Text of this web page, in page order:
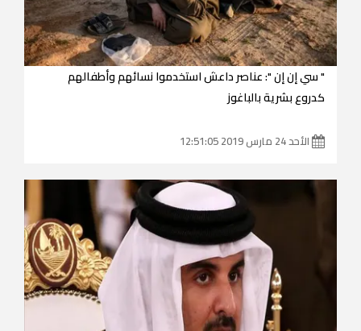
" سي إن إن ": عناصر داعش استخدموا نسائهم وأطفالهم
كدروع بشرية بالباغوز
الأحد 24 مارس 2019 12:51:05